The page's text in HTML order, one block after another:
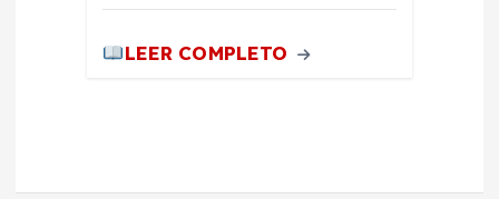
LEER COMPLETO